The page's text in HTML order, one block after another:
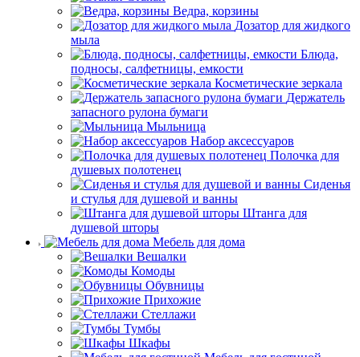
Ведра, корзины
Дозатор для жидкого
мыла
Блюда,
подносы, салфетницы, емкости
Косметические зеркала
Держатель
запасного рулона бумаги
Мыльница
Набор аксессуаров
Полочка для
душевых полотенец
Сиденья
и стулья для душевой и ванны
Штанга для
душевой шторы
Мебель для дома
Вешалки
Комоды
Обувницы
Прихожие
Стеллажи
Тумбы
Шкафы